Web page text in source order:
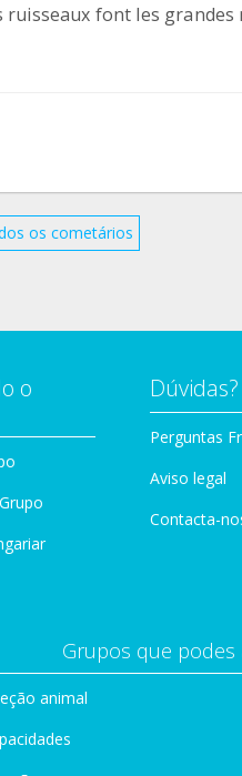
font les grandes
os cometários
o
Dúvidas?
Perguntas
Aviso legal
Contacta-
Grupos que podes
animal